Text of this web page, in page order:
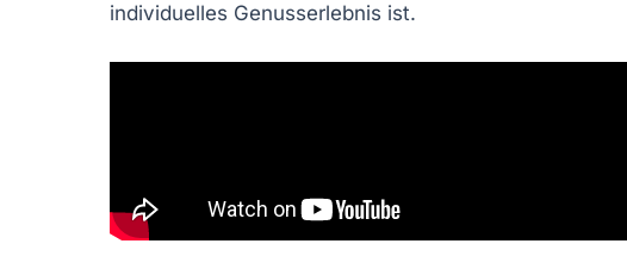
individuelles Genusserlebnis ist.